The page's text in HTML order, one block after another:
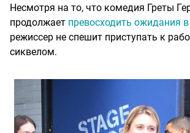
Несмотря на то, что комедия Греты
продолжает превосходить ожидания
режиссер не спешит приступать к
сиквелом.